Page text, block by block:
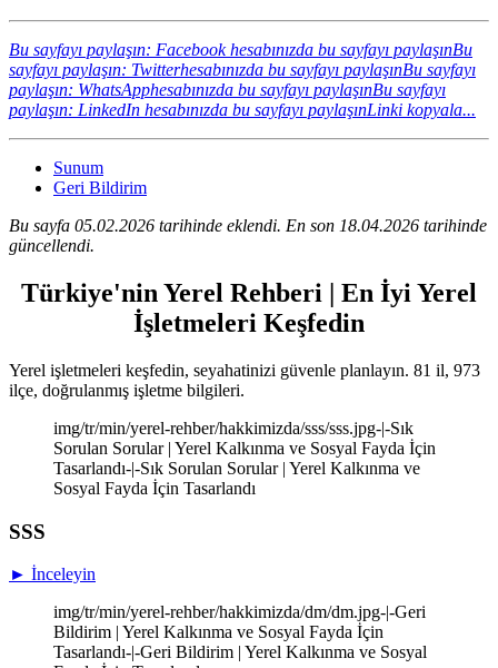
Bu sayfayı paylaşın: Facebook hesabınızda bu sayfayı paylaşınBu
sayfayı paylaşın: Twitterhesabınızda bu sayfayı paylaşınBu sayfayı
paylaşın: WhatsApphesabınızda bu sayfayı paylaşınBu sayfayı
paylaşın: LinkedIn hesabınızda bu sayfayı paylaşınLinki kopyala...
Sunum
Geri Bildirim
Bu sayfa 05.02.2026 tarihinde eklendi. En son 18.04.2026 tarihinde
güncellendi.
Türkiye'nin Yerel Rehberi | En İyi Yerel
İşletmeleri Keşfedin
Yerel işletmeleri keşfedin, seyahatinizi güvenle planlayın. 81 il, 973
ilçe, doğrulanmış işletme bilgileri.
img/tr/min/yerel-rehber/hakkimizda/sss/sss.jpg-|-Sık
Sorulan Sorular | Yerel Kalkınma ve Sosyal Fayda İçin
Tasarlandı-|-Sık Sorulan Sorular | Yerel Kalkınma ve
Sosyal Fayda İçin Tasarlandı
SSS
► İnceleyin
img/tr/min/yerel-rehber/hakkimizda/dm/dm.jpg-|-Geri
Bildirim | Yerel Kalkınma ve Sosyal Fayda İçin
Tasarlandı-|-Geri Bildirim | Yerel Kalkınma ve Sosyal